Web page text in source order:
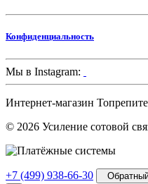
Конфиденциальность
Мы в Instagram:
Интернет-магазин
© 2026 Усиление сотовой
+7 (499) 938-66-30